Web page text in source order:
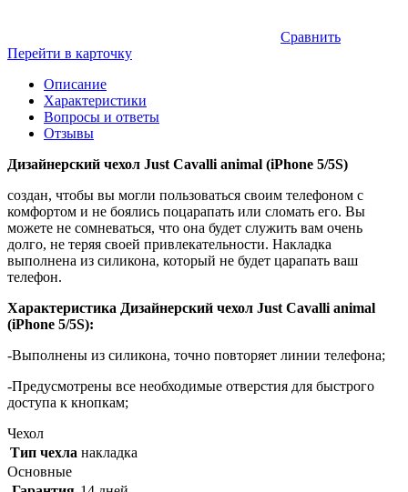
Сравнить
Перейти в карточку
Описание
Характеристики
Вопросы и ответы
Отзывы
Дизайнерский чехол Just Cavalli animal (iPhone 5/5S)
создан, чтобы вы могли пользоваться своим телефоном с
комфортом и не боялись поцарапать или сломать его. Вы
можете не сомневаться, что она будет служить вам очень
долго, не теряя своей привлекательности. Накладка
выполнена из силикона, который не будет царапать ваш
телефон.
Характеристика Дизайнерский чехол Just Cavalli animal
(iPhone 5/5S):
-Выполнены из силикона, точно повторяет линии телефона;
-Предусмотрены все необходимые отверстия для быстрого
доступа к кнопкам;
Чехол
Тип чехла накладка
Основные